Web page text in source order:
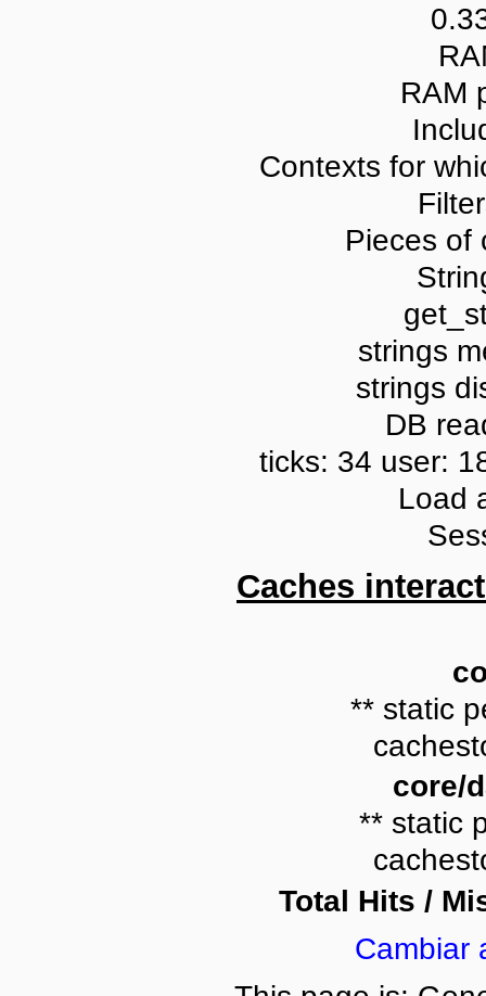
RAM
Contexts for
Pieces of
strings
strings
DB
ticks: 34 user:
Load
Caches
** static
core/
** static
Total Hits /
Cambiar